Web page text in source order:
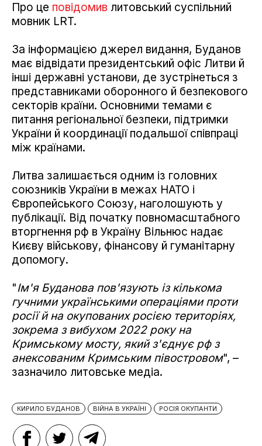
Про це повідомив литовський суспільний
мовник LRT.
За інформацією джерел видання, Буданов
має відвідати президентський офіс Литви й
інші державні установи, де зустрінеться з
представниками оборонного й безпекового
секторів країни. Основними темами є
питання регіональної безпеки, підтримки
України й координації подальшої співпраці
між країнами.
Литва залишається одним із головних
союзників України в межах НАТО і
Європейського Союзу, наголошують у
публікації. Від початку повномасштабного
вторгнення рф в Україну Вільнюс надає
Києву військову, фінансову й гуманітарну
допомогу.
"Ім'я Буданова пов'язують із кількома
гучними українськими операціями проти
росії й на окупованих росією територіях,
зокрема з вибухом 2022 року на
Кримському мосту, який з'єднує рф з
анексованим Кримським півостровом", –
зазначило литовське медіа.
КИРИЛО БУДАНОВ ВІЙНА В УКРАЇНІ РОСІЯ ОКУПАНТИ